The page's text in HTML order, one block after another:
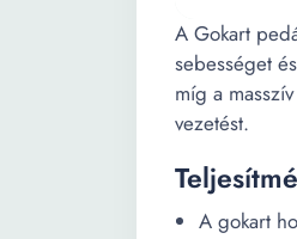
A Gokart
sebességet
míg a
vezetést.
A gokart